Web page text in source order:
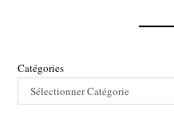
Catégories
Sélectionner Catégorie